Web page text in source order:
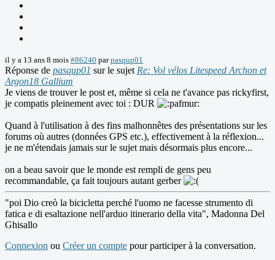
il y a 13 ans 8 mois #86240 parpasqup01
Réponse de pasqup01 sur le sujet Re: Vol vélos Litespeed Archon et
Argon18 Gallium
Je viens de trouver le post et, même si cela ne t'avance pas rickyfirst,
je compatis pleinement avec toi : DUR
Quand à l'utilisation à des fins malhonnêtes des présentations sur les
forums où autres (données GPS etc.), effectivement à la réflexion...
je ne m'étendais jamais sur le sujet mais désormais plus encore...
on a beau savoir que le monde est rempli de gens peu
recommandable, ça fait toujours autant gerber
"poi Dio creò la bicicletta perché l'uomo ne facesse strumento di
fatica e di esaltazione nell'arduo itinerario della vita", Madonna Del
Ghisallo
Connexion ou Créer un compte pour participer à la conversation.